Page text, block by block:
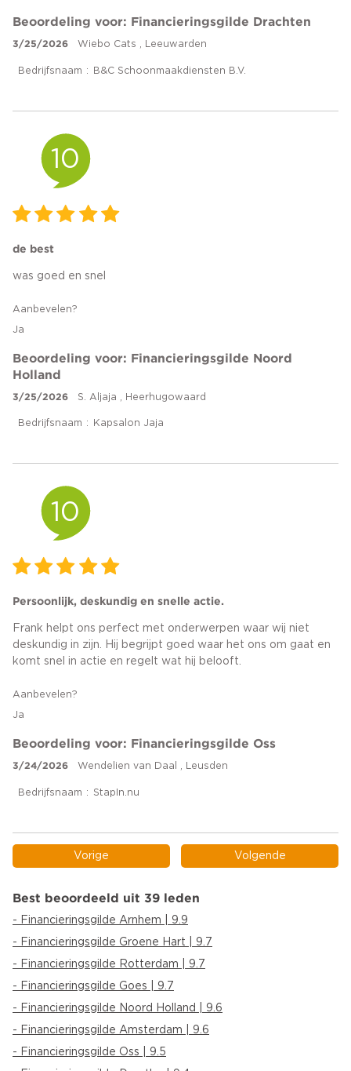
Beoordeling voor: Financieringsgilde Drachten
3/25/2026 Wiebo Cats , Leeuwarden
Bedrijfsnaam B&C Schoonmaakdiensten B.V.
10
de best
was goed en snel
Aanbevelen?
Ja
Beoordeling voor: Financieringsgilde Noord
Holland
3/25/2026 S. Aljaja , Heerhugowaard
Bedrijfsnaam Kapsalon Jaja
10
Persoonlijk, deskundig en snelle actie.
Frank helpt ons perfect met onderwerpen waar wij niet
deskundig in zijn. Hij begrijpt goed waar het ons om gaat en
komt snel in actie en regelt wat hij belooft.
Aanbevelen?
Ja
Beoordeling voor: Financieringsgilde Oss
3/24/2026 Wendelien van Daal , Leusden
Bedrijfsnaam StapIn.nu
Vorige Volgende
Best beoordeeld uit 39 leden
- Financieringsgilde Arnhem | 9.9
- Financieringsgilde Groene Hart | 9.7
- Financieringsgilde Rotterdam | 9.7
- Financieringsgilde Goes | 9.7
- Financieringsgilde Noord Holland | 9.6
- Financieringsgilde Amsterdam | 9.6
- Financieringsgilde Oss | 9.5